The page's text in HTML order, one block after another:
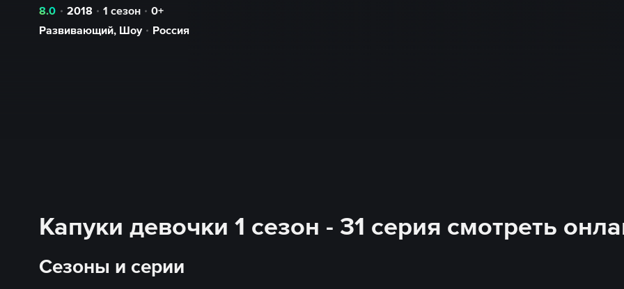
8.0 2018 1 сезон
0+
Развивающий, Шоу Россия
Капуки девочки 1 сезон - 31 серия смотреть
Сезоны и серии